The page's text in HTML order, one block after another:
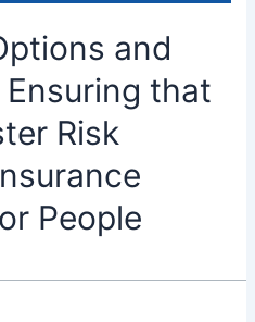
and
that
Risk
People